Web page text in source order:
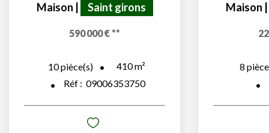
Maison Saint girons
590 000 € **
10pièce(s) 410m²
Réf : 09006353750
Maison
8